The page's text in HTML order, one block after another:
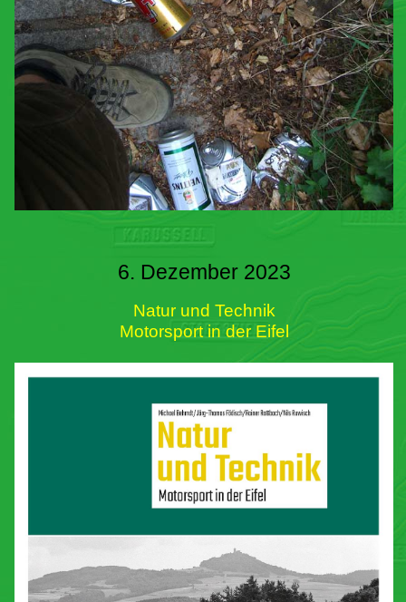
6. Dezember 2023
Natur und Technik
Motorsport in der Eifel